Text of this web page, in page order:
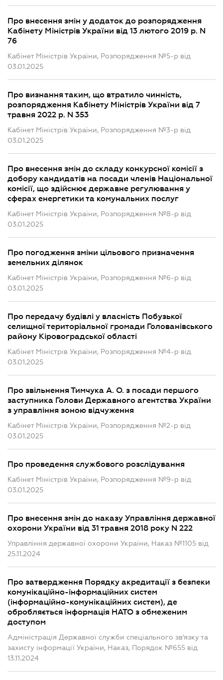
Про внесення змін у додаток до розпорядження
Кабінету Міністрів України від 13 лютого 2019 р. N
76
Кабінет Міністрів України, Розпорядження №5-р від
03.01.2025
Про визнання таким, що втратило чинність,
розпорядження Кабінету Міністрів України від 7
травня 2022 р. N 353
Кабінет Міністрів України, Розпорядження №3-р від
03.01.2025
Про внесення змін до складу конкурсної комісії з
добору кандидатів на посади членів Національної
комісії, що здійснює державне регулювання у
сферах енергетики та комунальних послуг
Кабінет Міністрів України, Розпорядження №8-р від
03.01.2025
Про погодження зміни цільового призначення
земельних ділянок
Кабінет Міністрів України, Розпорядження №6-р від
03.01.2025
Про передачу будівлі у власність Побузької
селищної територіальної громади Голованівського
району Кіровоградської області
Кабінет Міністрів України, Розпорядження №4-р від
03.01.2025
Про звільнення Тимчука А. О. з посади першого
заступника Голови Державного агентства України
з управління зоною відчуження
Кабінет Міністрів України, Розпорядження №2-р від
03.01.2025
Про проведення службового розслідування
Кабінет Міністрів України, Розпорядження №9-р від
03.01.2025
Про внесення змін до наказу Управління державної
охорони України від 31 травня 2018 року N 222
Управління державної охорони України, Наказ №1105 від
25.11.2024
Про затвердження Порядку акредитації з безпеки
комунікаційно-інформаційних систем
(інформаційно-комунікаційних систем), де
обробляється інформація НАТО з обмеженим
доступом
Адміністрація Державної служби спеціального зв'язку та
захисту інформації України, Наказ, Порядок №655 від
13.11.2024